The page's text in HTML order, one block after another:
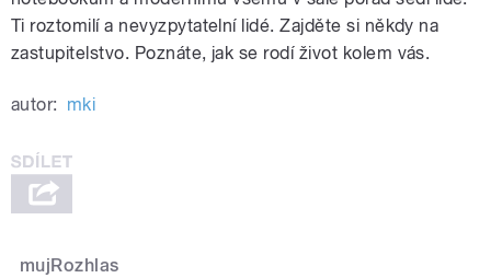
Ti roztomilí a nevyzpytatelní lidé. Zajděte si někdy na
zastupitelstvo. Poznáte, jak se rodí život kolem vás.
autor: mki
mujRozhlas